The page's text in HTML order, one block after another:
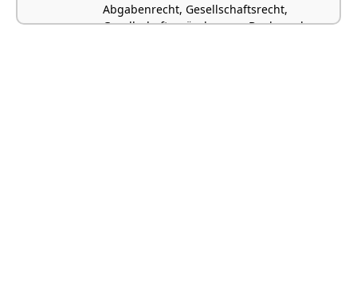
Abgabenrecht, Gesellschaftsrecht,
Gesellschaftsgründungen, Bank- und